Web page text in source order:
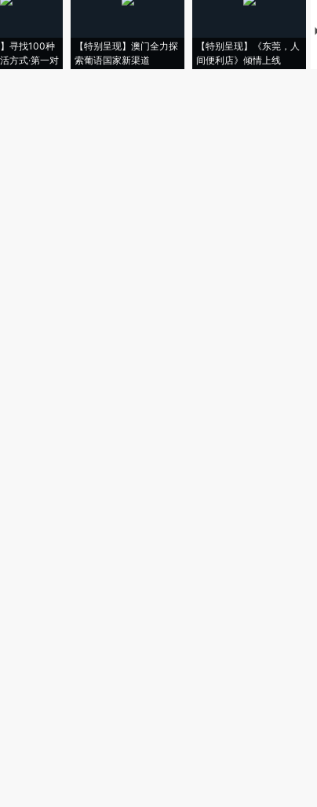
】寻找100种
方式·第一对
【特别呈现】澳门全力探
索葡语国家新渠道
【特别呈现】《东莞，人
间便利店》倾情上线